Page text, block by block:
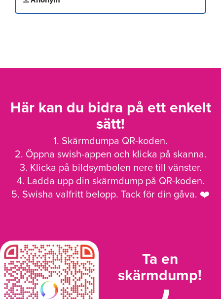
Här kan du bidra på ett enkelt
sätt!
1. Skärmdumpa QR-koden.
2. Öppna swish-appen och klicka på skanna.
3. Klicka på bildsymbolen nere till vänster.
4. Ladda upp din skärmdump på QR-koden.
5. Swisha valfritt belopp. Tack för din gåva. ❤️
Ta en
skärmdump!